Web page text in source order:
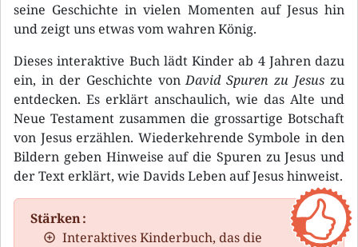
seine Geschichte in vielen Momenten auf Jesus hin
und zeigt uns etwas vom wahren König.
Dieses interaktive Buch lädt Kinder ab 4 Jahren dazu
ein, in der Geschichte vonDavid Spuren zu Jesus zu
entdecken. Es erklärt anschaulich, wie das Alte und
Neue Testament zusammen die grossartige Botschaft
von Jesus erzählen. Wiederkehrende Symbole in den
Bildern geben Hinweise auf die Spuren zu Jesus und
der Text erklärt, wie Davids Leben auf Jesus hinweist.
Stärken :
Interaktives Kinderbuch, das die